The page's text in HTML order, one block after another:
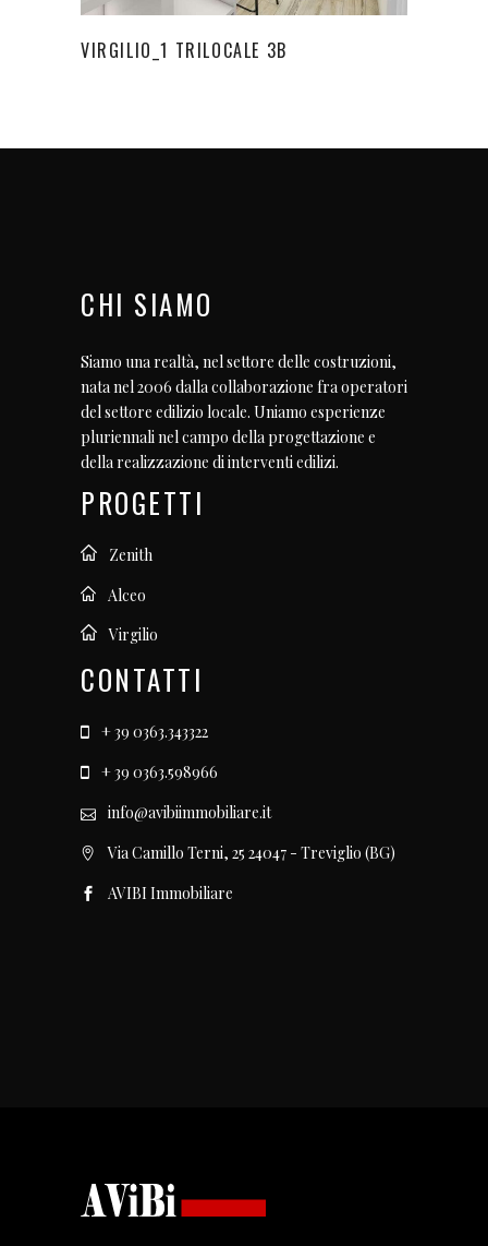
VIRGILIO_1 TRILOCALE 3B
CHI SIAMO
Siamo una realtà, nel settore delle costruzioni,
nata nel 2006 dalla collaborazione fra operatori
del settore edilizio locale. Uniamo esperienze
pluriennali nel campo della progettazione e
della realizzazione di interventi edilizi.
PROGETTI
Zenith
Alceo
Virgilio
CONTATTI
+ 39 0363.343322
+ 39 0363.598966
info@avibiimmobiliare.it
Via Camillo Terni, 25 24047 - Treviglio (BG)
AVIBI Immobiliare